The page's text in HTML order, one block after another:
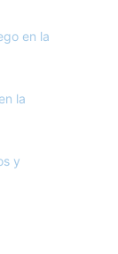
en la
la
y